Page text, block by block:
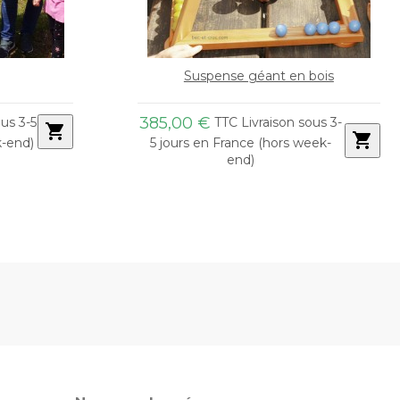
3-
shopping_cart
Jeu de 54 cartes géantes
27,00 €TTC Livraison sous 3-5
jours en France (hors week-end)
shopping_cart